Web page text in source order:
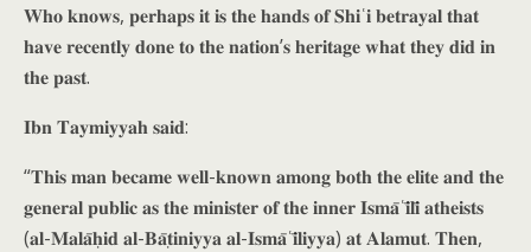
𝐖𝐡𝐨 𝐤𝐧𝐨𝐰𝐬, 𝐩𝐞𝐫𝐡𝐚𝐩𝐬 𝐢𝐭 𝐢𝐬 𝐭𝐡𝐞 𝐡𝐚𝐧𝐝𝐬 𝐨𝐟 𝐒𝐡𝐢ʿ𝐢 𝐛𝐞𝐭𝐫𝐚𝐲𝐚𝐥 𝐭𝐡𝐚𝐭
𝐡𝐚𝐯𝐞 𝐫𝐞𝐜𝐞𝐧𝐭𝐥𝐲 𝐝𝐨𝐧𝐞 𝐭𝐨 𝐭𝐡𝐞 𝐧𝐚𝐭𝐢𝐨𝐧’𝐬 𝐡𝐞𝐫𝐢𝐭𝐚𝐠𝐞 𝐰𝐡𝐚𝐭 𝐭𝐡𝐞𝐲 𝐝𝐢𝐝 𝐢𝐧
𝐭𝐡𝐞 𝐩𝐚𝐬𝐭.
𝐈𝐛𝐧 𝐓𝐚𝐲𝐦𝐢𝐲𝐲𝐚𝐡 𝐬𝐚𝐢𝐝:
“𝐓𝐡𝐢𝐬 𝐦𝐚𝐧 𝐛𝐞𝐜𝐚𝐦𝐞 𝐰𝐞𝐥𝐥-𝐤𝐧𝐨𝐰𝐧 𝐚𝐦𝐨𝐧𝐠 𝐛𝐨𝐭𝐡 𝐭𝐡𝐞 𝐞𝐥𝐢𝐭𝐞 𝐚𝐧𝐝 𝐭𝐡𝐞
𝐠𝐞𝐧𝐞𝐫𝐚𝐥 𝐩𝐮𝐛𝐥𝐢𝐜 𝐚𝐬 𝐭𝐡𝐞 𝐦𝐢𝐧𝐢𝐬𝐭𝐞𝐫 𝐨𝐟 𝐭𝐡𝐞 𝐢𝐧𝐧𝐞𝐫 𝐈𝐬𝐦𝐚̄ʿ𝐢̄𝐥𝐢̄ 𝐚𝐭𝐡𝐞𝐢𝐬𝐭𝐬
(𝐚𝐥-𝐌𝐚𝐥𝐚̄𝐡̣𝐢𝐝 𝐚𝐥-𝐁𝐚̄𝐭̣𝐢𝐧𝐢𝐲𝐲𝐚 𝐚𝐥-𝐈𝐬𝐦𝐚̄ʿ𝐢̄𝐥𝐢𝐲𝐲𝐚) 𝐚𝐭 𝐀𝐥𝐚𝐦𝐮𝐭. 𝐓𝐡𝐞𝐧,